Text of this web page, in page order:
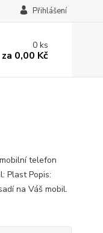
Přihlášení
0ks
za 0,00 Kč
telefon
Plast Popis:
na Váš mobil.